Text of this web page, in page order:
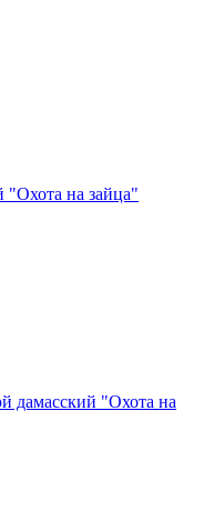
"Охота на зайца"
дамасский "Охота на